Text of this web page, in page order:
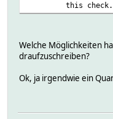
this check.
Welche Möglichkeiten
draufzuschreiben?
Ok, ja irgendwie ein